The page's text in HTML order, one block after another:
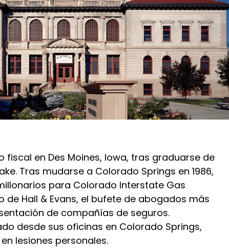
en Des Moines, Iowa, tras graduarse de
Tras mudarse a Colorado Springs en 1986,
para Colorado Interstate Gas
Hall & Evans, el bufete de abogados más
de compañías de seguros.
desde sus oficinas en Colorado Springs,
lesiones personales.